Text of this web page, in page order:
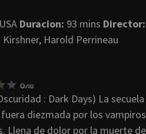
USA Duracion: 93 mins Director:
Harold Perrineau
: Dark Days) La
diezmada por los
Llena de dolor por la muerte